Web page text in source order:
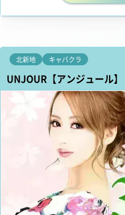
北新地
キャバクラ
UNJOUR【アンジュール】